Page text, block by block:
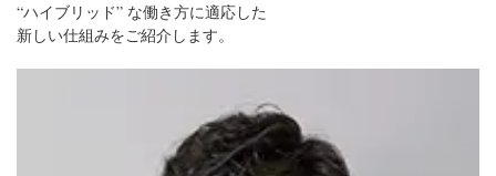
“ハイブリッド” な働き方に適応した